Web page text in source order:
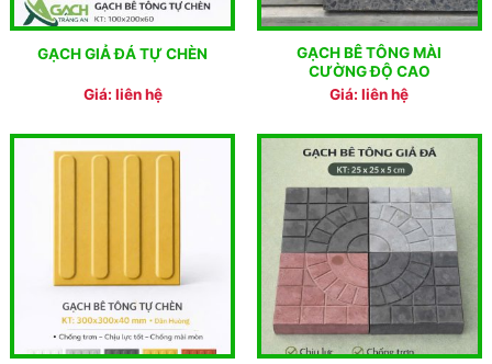
GẠCH GIẢ ĐÁ TỰ CHÈN
Giá: liên hệ
GẠCH BÊ TÔNG MÀI
CƯỜNG ĐỘ CAO
Giá: liên hệ